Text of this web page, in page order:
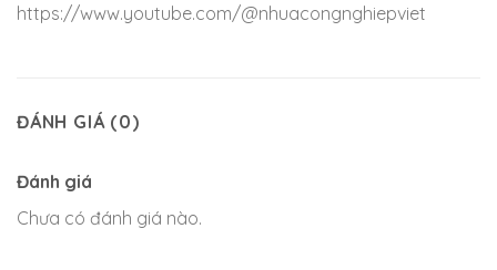
https://www.youtube.com/@nhuacongnghiepviet
ĐÁNH GIÁ (0)
Đánh giá
Chưa có đánh giá nào.